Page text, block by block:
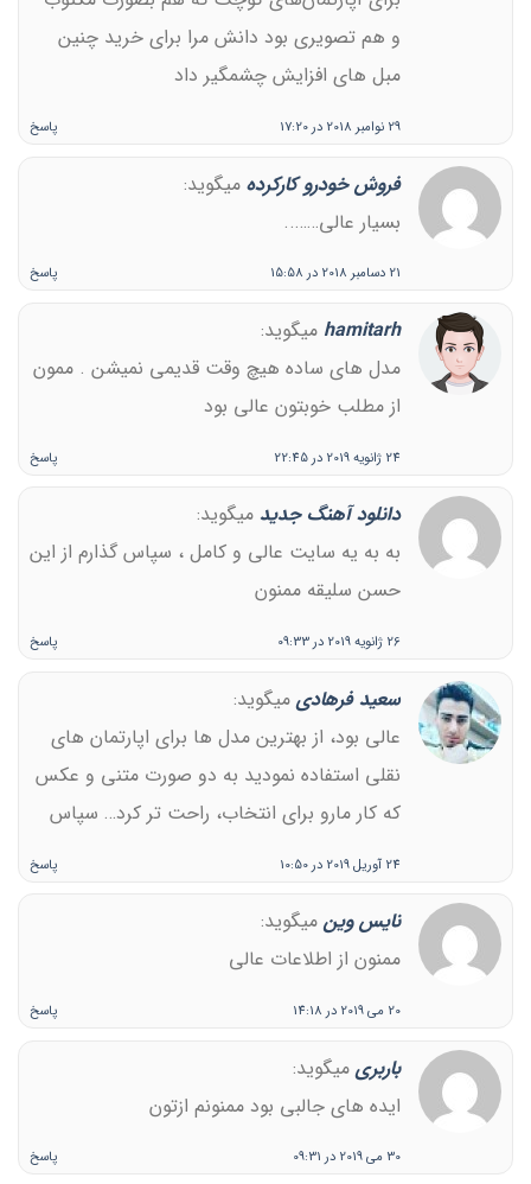
و هم تصویری بود دانش مرا برای خرید چنین
مبل های افزایش چشمگیر داد
29 نوامبر 2018 در 17:20 پاسخ
فروش خودرو کارکرده میگوید:
بسیار عالی……..
21 دسامبر 2018 در 15:58 پاسخ
hamitarh میگوید:
مدل های ساده هیچ وقت قدیمی نمیشن . ممون
از مطلب خوبتون عالی بود
24 ژانویه 2019 در 22:45 پاسخ
دانلود آهنگ جدید میگوید:
به به یه سایت عالی و کامل ، سپاس گذارم از این
حسن سلیقه ممنون
26 ژانویه 2019 در 09:33 پاسخ
سعید فرهادی میگوید:
عالی بود، از بهترین مدل ها برای اپارتمان های
نقلی استفاده نمودید به دو صورت متنی و عکس
که کار مارو برای انتخاب، راحت تر کرد… سپاس
24 آوریل 2019 در 10:50 پاسخ
نایس وین میگوید:
ممنون از اطلاعات عالی
20 می 2019 در 14:18 پاسخ
باربری میگوید:
ایده های جالبی بود ممنونم ازتون
30 می 2019 در 09:31 پاسخ